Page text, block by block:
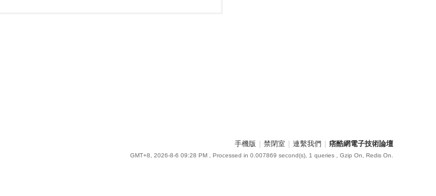
手機版 禁閉室 連繫我們 痞酷網電子技術論壇
GMT+8, 2026-8-6 09:28 PM , Processed in 0.007869 second(s), 1 queries , Gzip On, Redis On.